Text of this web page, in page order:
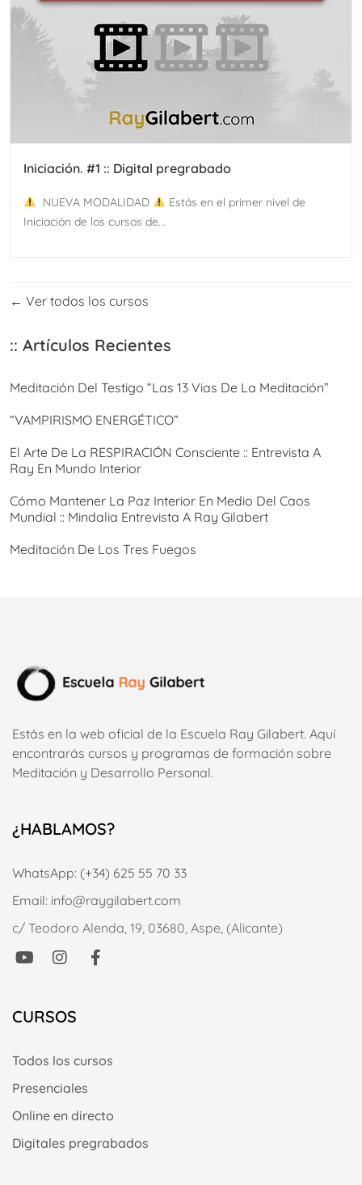
Iniciación. #1 :: Digital pregrabado
NUEVA MODALIDAD
Estás en el primer nivel de
Iniciación de los cursos de...
Ver todos los cursos
:: Artículos Recientes
Meditación Del Testigo “Las 13 Vias De La Meditación”
“VAMPIRISMO ENERGÉTICO”
El Arte De La RESPIRACIÓN Consciente :: Entrevista A
Ray En Mundo Interior
Cómo Mantener La Paz Interior En Medio Del Caos
Mundial :: Mindalia Entrevista A Ray Gilabert
Meditación De Los Tres Fuegos
Estás en la web oficial de la Escuela Ray Gilabert. Aquí
encontrarás cursos y programas de formación sobre
Meditación y Desarrollo Personal.
¿HABLAMOS?
WhatsApp: (+34) 625 55 70 33
Email: info@raygilabert.com
c/ Teodoro Alenda, 19, 03680, Aspe, (Alicante)
CURSOS
Todos los cursos
Presenciales
Online en directo
Digitales pregrabados